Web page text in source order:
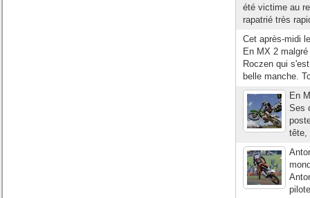
été victime au
rapatrié très
Cet après-midi
En MX 2
Roczen qui
belle manche.
En
Ses
tête,